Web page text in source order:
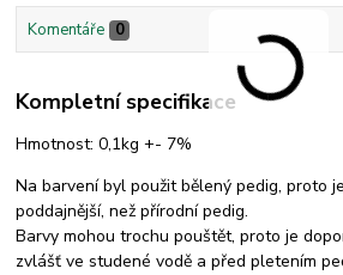
Komentáře 0
Kompletní specifikace
Hmotnost: 0,1kg +- 7%
Na barvení byl použit bělený pedig, proto
poddajnější, než přírodní pedig.
Barvy mohou trochu pouštět, proto je
zvlášť ve studené vodě a před pletením